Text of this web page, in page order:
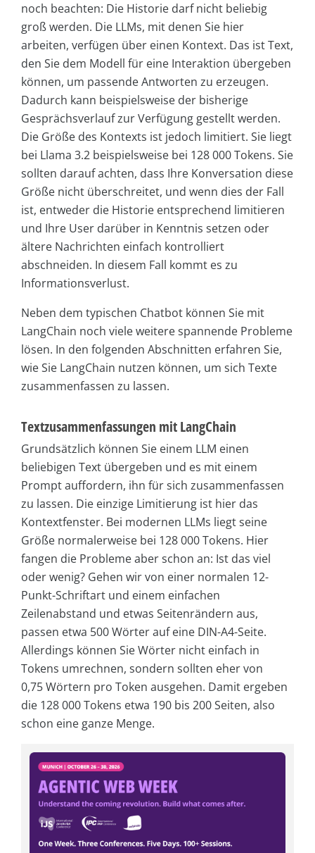
noch beachten: Die Historie darf nicht beliebig
groß werden. Die LLMs, mit denen Sie hier
arbeiten, verfügen über einen Kontext. Das ist Text,
den Sie dem Modell für eine Interaktion übergeben
können, um passende Antworten zu erzeugen.
Dadurch kann beispielsweise der bisherige
Gesprächsverlauf zur Verfügung gestellt werden.
Die Größe des Kontexts ist jedoch limitiert. Sie liegt
bei Llama 3.2 beispielsweise bei 128 000 Tokens. Sie
sollten darauf achten, dass Ihre Konversation diese
Größe nicht überschreitet, und wenn dies der Fall
ist, entweder die Historie entsprechend limitieren
und Ihre User darüber in Kenntnis setzen oder
ältere Nachrichten einfach kontrolliert
abschneiden. In diesem Fall kommt es zu
Informationsverlust.
Neben dem typischen Chatbot können Sie mit
LangChain noch viele weitere spannende Probleme
lösen. In den folgenden Abschnitten erfahren Sie,
wie Sie LangChain nutzen können, um sich Texte
zusammenfassen zu lassen.
Textzusammenfassungen mit LangChain
Grundsätzlich können Sie einem LLM einen
beliebigen Text übergeben und es mit einem
Prompt auffordern, ihn für sich zusammenfassen
zu lassen. Die einzige Limitierung ist hier das
Kontextfenster. Bei modernen LLMs liegt seine
Größe normalerweise bei 128 000 Tokens. Hier
fangen die Probleme aber schon an: Ist das viel
oder wenig? Gehen wir von einer normalen 12-
Punkt-Schriftart und einem einfachen
Zeilenabstand und etwas Seitenrändern aus,
passen etwa 500 Wörter auf eine DIN-A4-Seite.
Allerdings können Sie Wörter nicht einfach in
Tokens umrechnen, sondern sollten eher von
0,75 Wörtern pro Token ausgehen. Damit ergeben
die 128 000 Tokens etwa 190 bis 200 Seiten, also
schon eine ganze Menge.